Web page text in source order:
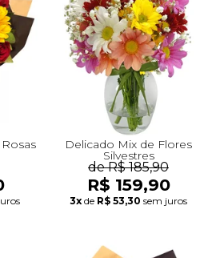
Flores
Família
Todos
Delicado Mix de Flores
Silvestres
de R$ 185,90
R$ 159,90
3x de R$ 53,30 sem juros